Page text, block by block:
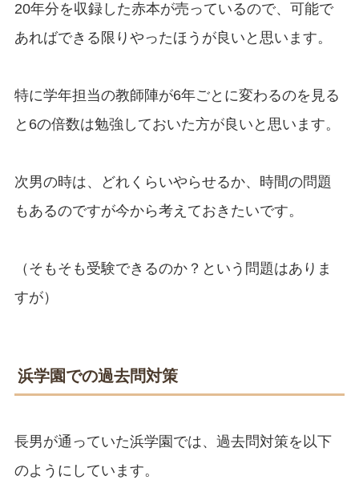
20年分を収録した赤本が売っているので、可能で
あればできる限りやったほうが良いと思います。
特に学年担当の教師陣が6年ごとに変わるのを見る
と6の倍数は勉強しておいた方が良いと思います。
次男の時は、どれくらいやらせるか、時間の問題
もあるのですが今から考えておきたいです。
（そもそも受験できるのか？という問題はありま
すが）
浜学園での過去問対策
長男が通っていた浜学園では、過去問対策を以下
のようにしています。